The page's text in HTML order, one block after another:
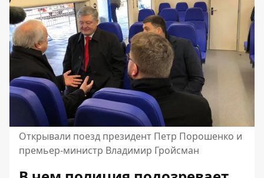
Открывали поезд президент Петр Порошенко и
премьер-министр Владимир Гройсман